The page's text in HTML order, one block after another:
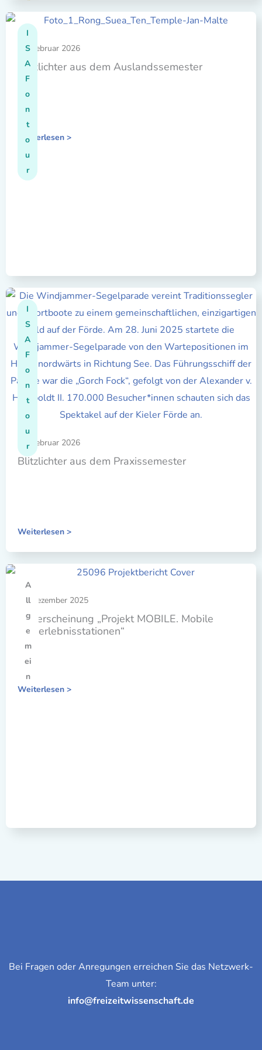
s
s
I
S
A
F
o
n
t
o
u
r
03. Februar 2026
Blitzlichter aus dem Auslandssemester
Weiterlesen >
I
S
A
F
o
n
t
o
u
r
03. Februar 2026
Blitzlichter aus dem Praxissemester
Weiterlesen >
A
ll
g
e
m
ei
n
21. Dezember 2025
Neuerscheinung „Projekt MOBILE. Mobile
Lernerlebnisstationen“
Weiterlesen >
Bei Fragen oder Anregungen erreichen Sie das Netzwerk-
Team unter:
info@freizeitwissenschaft.de